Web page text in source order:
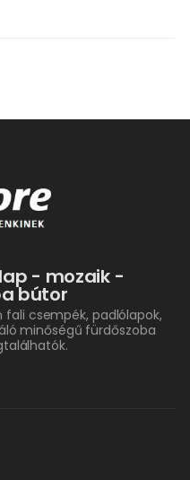
- mozaik -
bútor
fali csempék, padlólapok,
minőségű fürdőszoba